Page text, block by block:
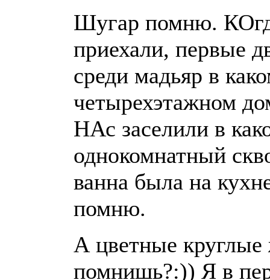
Шугар помню.
приехали, первые
среди мадьяр в
четырехэтажном
НАс заселили в
однокомнатный
ванна была на
помню.
А цветные круглые
помнишь?:)) Я в